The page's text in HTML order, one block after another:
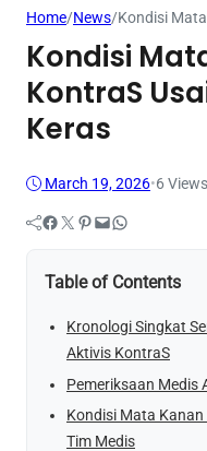
Home/News/Kondisi
Kondisi
KontraS
Keras
March 19, 2026•6Views
Facebook Twitter Pinterest Mail WhatsApp
Table of Contents
Kronologi Singkat
Aktivis KontraS
Pemeriksaan Medis
Kondisi Mata
Tim Medis